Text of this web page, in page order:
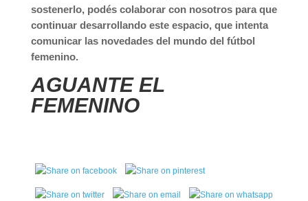
sostenerlo, podés colaborar con nosotros para que
continuar desarrollando este espacio, que intenta
comunicar las novedades del mundo del fútbol
femenino.
AGUANTE EL
FEMENINO